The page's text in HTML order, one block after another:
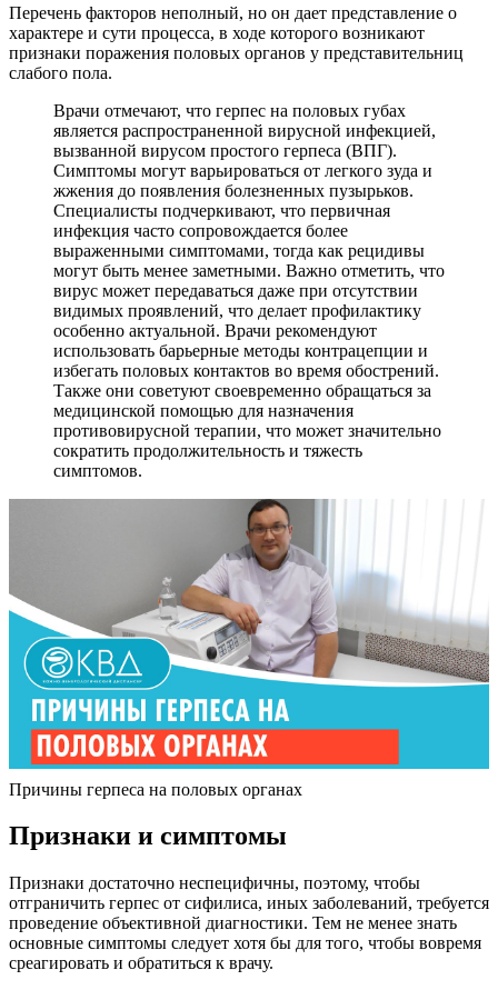
Перечень факторов неполный, но он дает представление о
характере и сути процесса, в ходе которого возникают
признаки поражения половых органов у представительниц
слабого пола.
Врачи отмечают, что герпес на половых губах
является распространенной вирусной инфекцией,
вызванной вирусом простого герпеса (ВПГ).
Симптомы могут варьироваться от легкого зуда и
жжения до появления болезненных пузырьков.
Специалисты подчеркивают, что первичная
инфекция часто сопровождается более
выраженными симптомами, тогда как рецидивы
могут быть менее заметными. Важно отметить, что
вирус может передаваться даже при отсутствии
видимых проявлений, что делает профилактику
особенно актуальной. Врачи рекомендуют
использовать барьерные методы контрацепции и
избегать половых контактов во время обострений.
Также они советуют своевременно обращаться за
медицинской помощью для назначения
противовирусной терапии, что может значительно
сократить продолжительность и тяжесть
симптомов.
Причины герпеса на половых органах
Признаки и симптомы
Признаки достаточно неспецифичны, поэтому, чтобы
отграничить герпес от сифилиса, иных заболеваний, требуется
проведение объективной диагностики. Тем не менее знать
основные симптомы следует хотя бы для того, чтобы вовремя
среагировать и обратиться к врачу.